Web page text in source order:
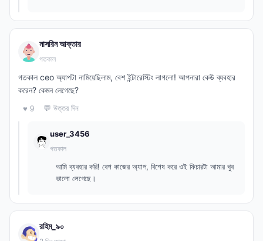
নাসরিন আক্তার
গতকাল
গতকাল ceo অ্যাপটা নামিয়েছিলাম, বেশ ইন্টারেস্টিং লাগলো! আপনারা কেউ ব্যবহার
করেন? কেমন লেগেছে?
♥ 9 💬 উত্তর দিন
user_3456
গতকাল
আমি ব্যবহার করি! বেশ কাজের অ্যাপ, বিশেষ করে ওই ফিচারটা আমার খুব
ভালো লেগেছে।
রহিম_৯০